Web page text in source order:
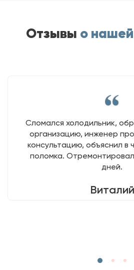
Отзывы о
Сломался холодильник,
организацию, инженер
консультацию, объяснил в
поломка.
дней.
Виталий